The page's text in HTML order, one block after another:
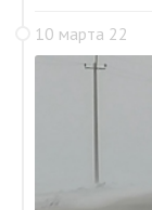
10 марта 22